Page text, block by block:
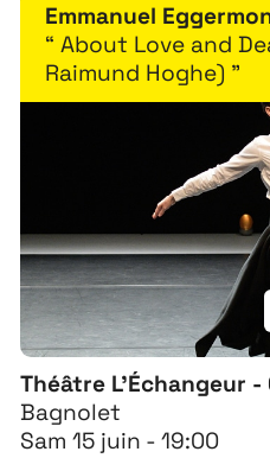
Théâtre L'Échangeur -
Bagnolet
Sam 15 juin - 19:00
Emmanuel
“ About Love and
Raimund Hoghe) ”